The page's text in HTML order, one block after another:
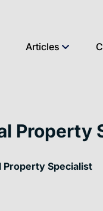
Articles
Property
Property Specialist